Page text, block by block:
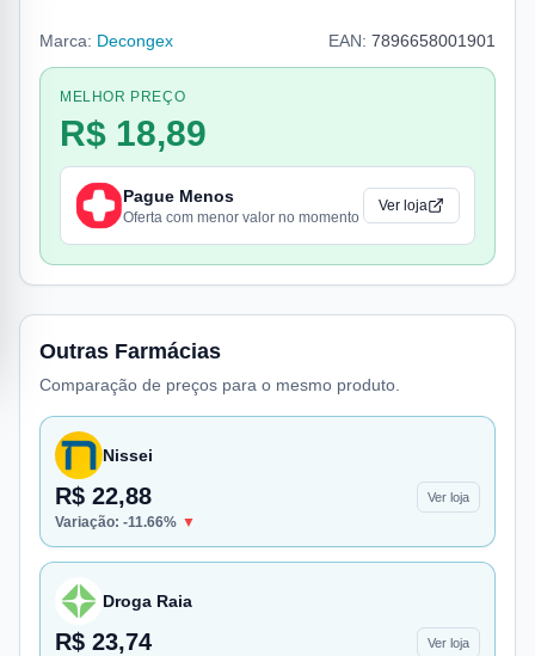
Marca: Decongex EAN: 7896658001901
MELHOR PREÇO
R$ 18,89
Pague Menos
Oferta com menor valor no momento
Ver loja
Outras Farmácias
Comparação de preços para o mesmo produto.
Nissei
R$ 22,88 Ver loja
Variação: -11.66% ▼
Droga Raia
R$ 23,74 Ver loja